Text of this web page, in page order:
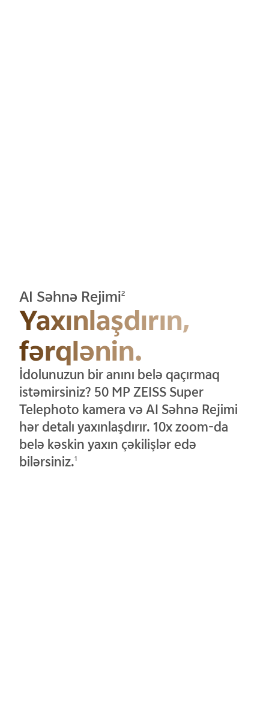
AI Səhnə Rejimi2
Yaxınlaşdırın,
fərqlənin.
İdolunuzun bir anını belə qaçırmaq
istəmirsiniz? 50 MP ZEISS Super
Telephoto kamera və AI Səhnə Rejimi
hər detalı yaxınlaşdırır. 10x zoom-da
belə kəskin yaxın çəkilişlər edə
bilərsiniz.1